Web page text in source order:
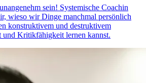
sein! Systemische Coachin
wieso wir Dinge manchmal persönlich
konstruktivem und destruktivem
und Kritikfähigkeit lernen kannst.